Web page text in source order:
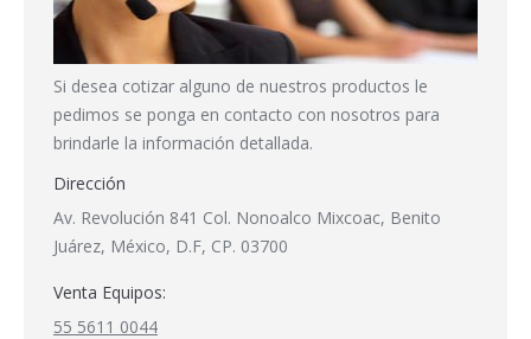
Si desea cotizar alguno de nuestros productos le
pedimos se ponga en contacto con nosotros para
brindarle la información detallada.
Dirección
Av. Revolución 841 Col. Nonoalco Mixcoac, Benito
Juárez, México, D.F, CP. 03700
Venta Equipos:
55 5611 0044